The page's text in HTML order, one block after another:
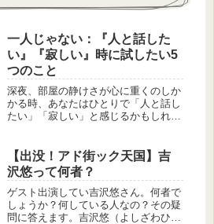
一人じゃない：『人と話した
い』『寂しい』時に試したい5
つのこと
深夜、部屋の静けさが心に重くのしか
かる時、あなたはひとりで「人と話し
たい」「寂しい」と感じるかもしれま
けたメッセージです。
【出没！アド街ック天国】吉
沢悠って何者？
ゲスト出演してい吉沢悠さん。何者で
しょうか？何している人なの？その疑
問に答えます。吉沢悠（よしざわひさ